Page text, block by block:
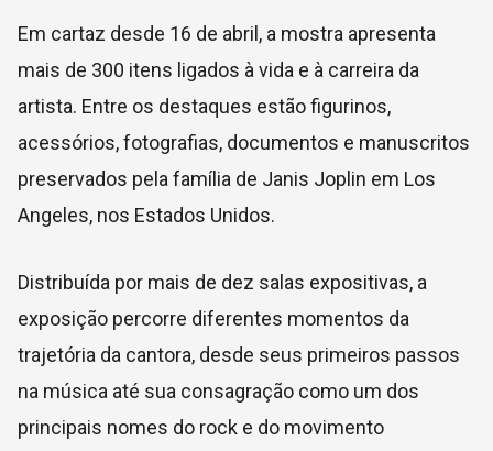
Em cartaz desde 16 de abril, a mostra apresenta
mais de 300 itens ligados à vida e à carreira da
artista. Entre os destaques estão figurinos,
acessórios, fotografias, documentos e manuscritos
preservados pela família de Janis Joplin em Los
Angeles, nos Estados Unidos.
Distribuída por mais de dez salas expositivas, a
exposição percorre diferentes momentos da
trajetória da cantora, desde seus primeiros passos
na música até sua consagração como um dos
principais nomes do rock e do movimento